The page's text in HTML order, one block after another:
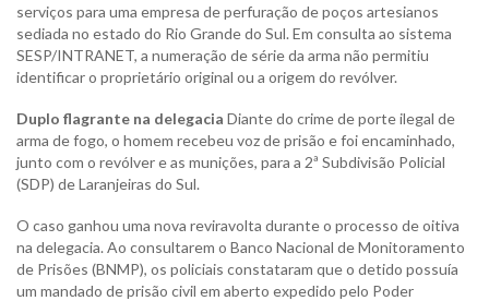
serviços para uma empresa de perfuração de poços artesianos
sediada no estado do Rio Grande do Sul. Em consulta ao sistema
SESP/INTRANET, a numeração de série da arma não permitiu
identificar o proprietário original ou a origem do revólver.
Duplo flagrante na delegacia Diante do crime de porte ilegal de
arma de fogo, o homem recebeu voz de prisão e foi encaminhado,
junto com o revólver e as munições, para a 2ª Subdivisão Policial
(SDP) de Laranjeiras do Sul.
O caso ganhou uma nova reviravolta durante o processo de oitiva
na delegacia. Ao consultarem o Banco Nacional de Monitoramento
de Prisões (BNMP), os policiais constataram que o detido possuía
um mandado de prisão civil em aberto expedido pelo Poder